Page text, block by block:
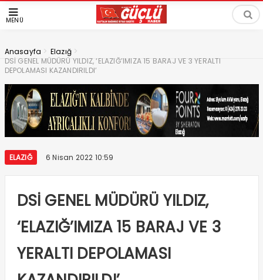
MENÜ
Anasayfa > Elazığ >
DSİ GENEL MÜDÜRÜ YILDIZ, ‘ELAZIĞ’IMIZA 15 BARAJ VE 3 YERALTI
DEPOLAMASI KAZANDIRILDI’
ELAZIĞ 6 Nisan 2022 10:59
DSİ GENEL MÜDÜRÜ YILDIZ,
‘ELAZIĞ’IMIZA 15 BARAJ VE 3
YERALTI DEPOLAMASI